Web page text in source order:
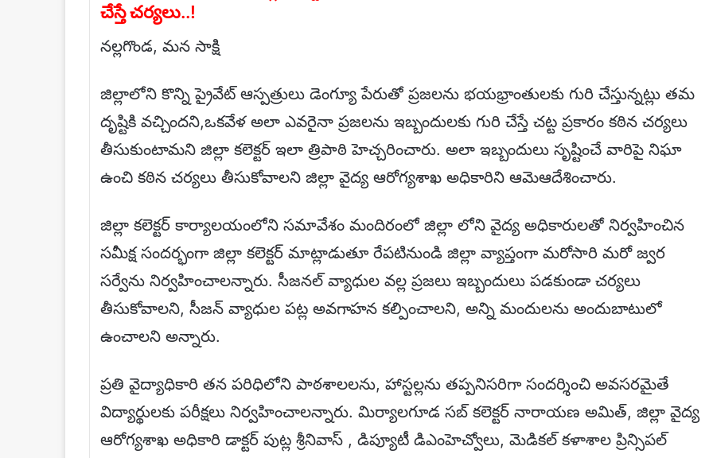
చేస్తే చర్యలు..!
నల్లగొండ, మన సాక్షి
జిల్లాలోని కొన్ని ప్రైవేట్ ఆస్పత్రులు డెంగ్యూ పేరుతో ప్రజలను భయభ్రాంతులకు గురి చేస్తున్నట్లు తమ
దృష్టికి వచ్చిందని,ఒకవేళ అలా ఎవరైనా ప్రజలను ఇబ్బందులకు గురి చేస్తే చట్ట ప్రకారం కఠిన చర్యలు
తీసుకుంటామని జిల్లా కలెక్టర్ ఇలా త్రిపాఠి హెచ్చరించారు. అలా ఇబ్బందులు సృష్టించే వారిపై నిఘా
ఉంచి కఠిన చర్యలు తీసుకోవాలని జిల్లా వైద్య ఆరోగ్యశాఖ అధికారిని ఆమెఆదేశించారు.
జిల్లా కలెక్టర్ కార్యాలయంలోని సమావేశం మందిరంలో జిల్లా లోని వైద్య అధికారులతో నిర్వహించిన
సమీక్ష సందర్భంగా జిల్లా కలెక్టర్ మాట్లాడుతూ రేపటినుండి జిల్లా వ్యాప్తంగా మరోసారి మరో జ్వర
సర్వేను నిర్వహించాలన్నారు. సీజనల్ వ్యాధుల వల్ల ప్రజలు ఇబ్బందులు పడకుండా చర్యలు
తీసుకోవాలని, సీజన్ వ్యాధుల పట్ల అవగాహన కల్పించాలని, అన్ని మందులను అందుబాటులో
ఉంచాలని అన్నారు.
ప్రతి వైద్యాధికారి తన పరిధిలోని పాఠశాలలను, హాస్టల్లను తప్పనిసరిగా సందర్శించి అవసరమైతే
విద్యార్థులకు పరీక్షలు నిర్వహించాలన్నారు. మిర్యాలగూడ సబ్ కలెక్టర్ నారాయణ అమిత్, జిల్లా వైద్య
ఆరోగ్యశాఖ అధికారి డాక్టర్ పుట్ల శ్రీనివాస్ , డిప్యూటీ డిఎంహెచ్వోలు, మెడికల్ కళాశాల ప్రిన్సిపల్